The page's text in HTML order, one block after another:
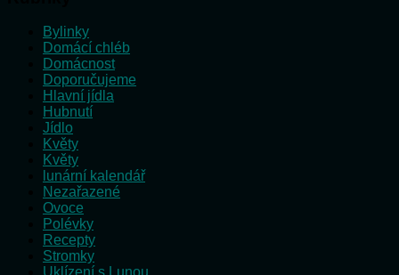
Bylinky
Domácí chléb
Domácnost
Doporučujeme
Hlavní jídla
Hubnutí
Jídlo
Květy
Květy
lunární kalendář
Nezařazené
Ovoce
Polévky
Recepty
Stromky